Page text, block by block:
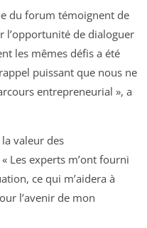
du forum témoignent de
l’opportunité de dialoguer
les mêmes défis a été
puissant que nous ne
entrepreneurial », a
valeur des
« Les experts m’ont fourni
ce qui m’aidera à
l’avenir de mon